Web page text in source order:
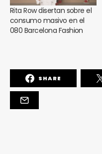
Rita Row disertan sobre el
consumo masivo en el
080 Barcelona Fashion
SHARE